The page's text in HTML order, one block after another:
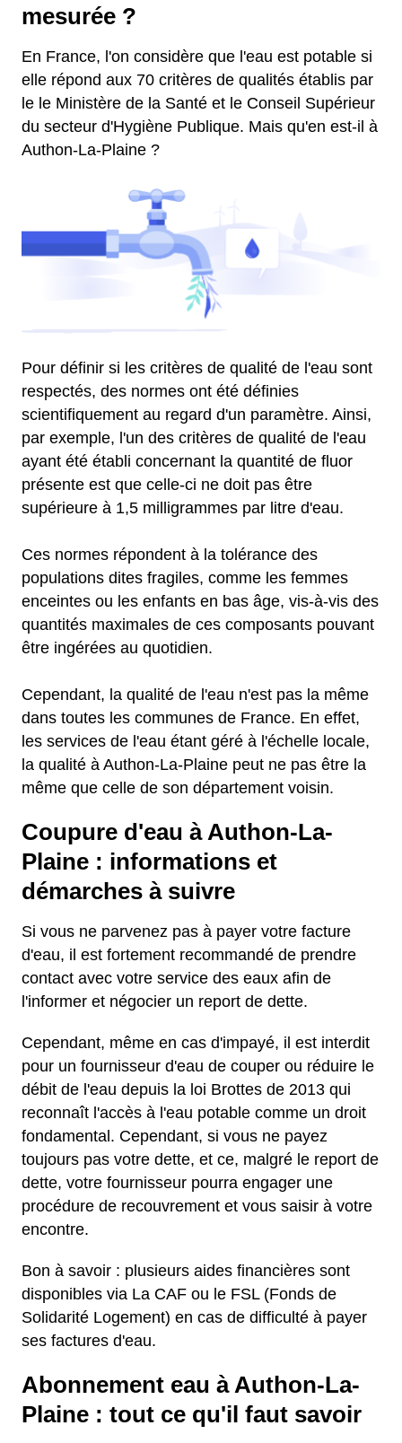
mesurée ?
En France, l'on considère que l'eau est potable si
elle répond aux 70 critères de qualités établis par
le le Ministère de la Santé et le Conseil Supérieur
du secteur d'Hygiène Publique. Mais qu'en est-il à
Authon-La-Plaine ?
Pour définir si les critères de qualité de l'eau sont
respectés, des normes ont été définies
scientifiquement au regard d'un paramètre. Ainsi,
par exemple, l'un des critères de qualité de l'eau
ayant été établi concernant la quantité de fluor
présente est que celle-ci ne doit pas être
supérieure à 1,5 milligrammes par litre d'eau.
Ces normes répondent à la tolérance des
populations dites fragiles, comme les femmes
enceintes ou les enfants en bas âge, vis-à-vis des
quantités maximales de ces composants pouvant
être ingérées au quotidien.
Cependant, la qualité de l'eau n'est pas la même
dans toutes les communes de France. En effet,
les services de l'eau étant géré à l'échelle locale,
la qualité à Authon-La-Plaine peut ne pas être la
même que celle de son département voisin.
Coupure d'eau à Authon-La-
Plaine : informations et
démarches à suivre
Si vous ne parvenez pas à payer votre facture
d'eau, il est fortement recommandé de prendre
contact avec votre service des eaux afin de
l'informer et négocier un report de dette.
Cependant, même en cas d'impayé, il est interdit
pour un fournisseur d'eau de couper ou réduire le
débit de l'eau depuis la loi Brottes de 2013 qui
reconnaît l'accès à l'eau potable comme un droit
fondamental. Cependant, si vous ne payez
toujours pas votre dette, et ce, malgré le report de
dette, votre fournisseur pourra engager une
procédure de recouvrement et vous saisir à votre
encontre.
Bon à savoir : plusieurs aides financières sont
disponibles via La CAF ou le FSL (Fonds de
Solidarité Logement) en cas de difficulté à payer
ses factures d'eau.
Abonnement eau à Authon-La-
Plaine : tout ce qu'il faut savoir